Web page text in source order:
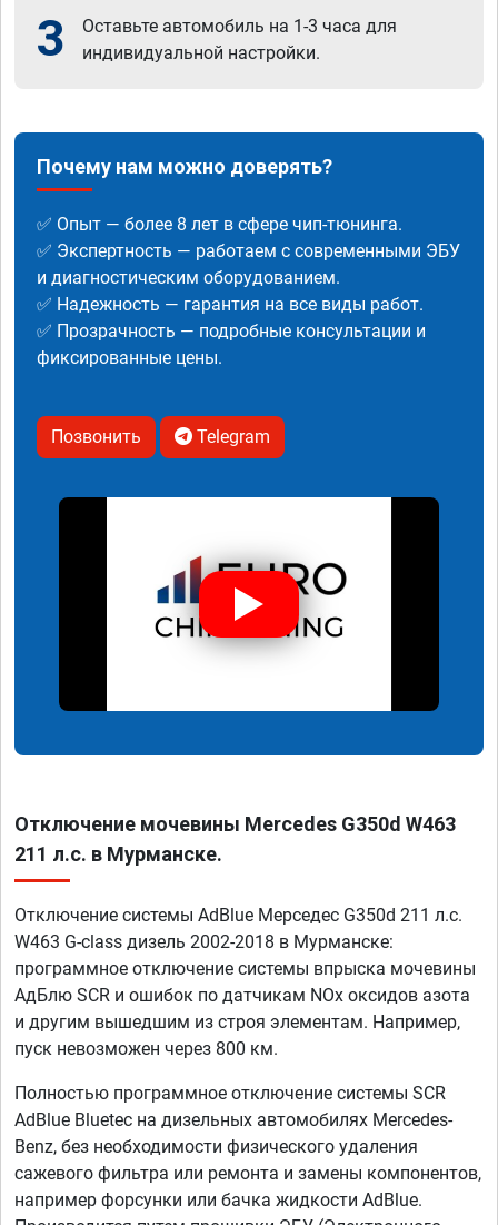
3
Оставьте автомобиль на 1-3 часа для
индивидуальной настройки.
Почему нам можно доверять?
✅ Опыт — более 8 лет в сфере чип-тюнинга.
✅ Экспертность — работаем с современными ЭБУ
и диагностическим оборудованием.
✅ Надежность — гарантия на все виды работ.
✅ Прозрачность — подробные консультации и
фиксированные цены.
Позвонить Telegram
Отключение мочевины Mercedes G350d W463
211 л.с. в Мурманске.
Отключение системы AdBlue Мерседес G350d 211 л.с.
W463 G-class дизель 2002-2018 в Мурманске:
программное отключение системы впрыска мочевины
АдБлю SCR и ошибок по датчикам NOx оксидов азота
и другим вышедшим из строя элементам. Например,
пуск невозможен через 800 км.
Полностью программное отключение системы SCR
AdBlue Bluetec на дизельных автомобилях Mercedes-
Benz, без необходимости физического удаления
сажевого фильтра или ремонта и замены компонентов,
например форсунки или бачка жидкости AdBlue.